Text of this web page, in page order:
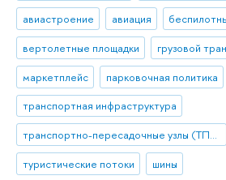
авиастроение
авиация
вертолетные площадки
грузовой
маркетплейс
парковочная политика
транспортная инфраструктура
транспортно-пересадочные узлы (ТПУ)
туристические потоки
шины